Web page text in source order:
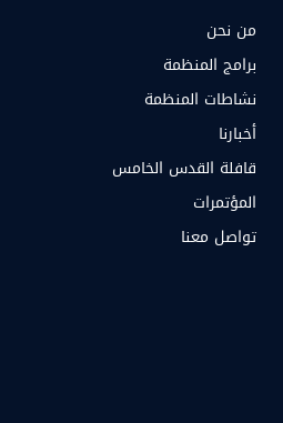
من نحن
برامج المنظمة
نشاطات المنظمة
أخبارنا
قافلة القدس الخامس
المؤتمرات
تواصل معنا